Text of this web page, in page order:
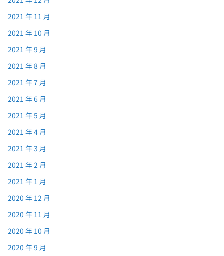
2021 年 11 月
2021 年 10 月
2021 年 9 月
2021 年 8 月
2021 年 7 月
2021 年 6 月
2021 年 5 月
2021 年 4 月
2021 年 3 月
2021 年 2 月
2021 年 1 月
2020 年 12 月
2020 年 11 月
2020 年 10 月
2020 年 9 月